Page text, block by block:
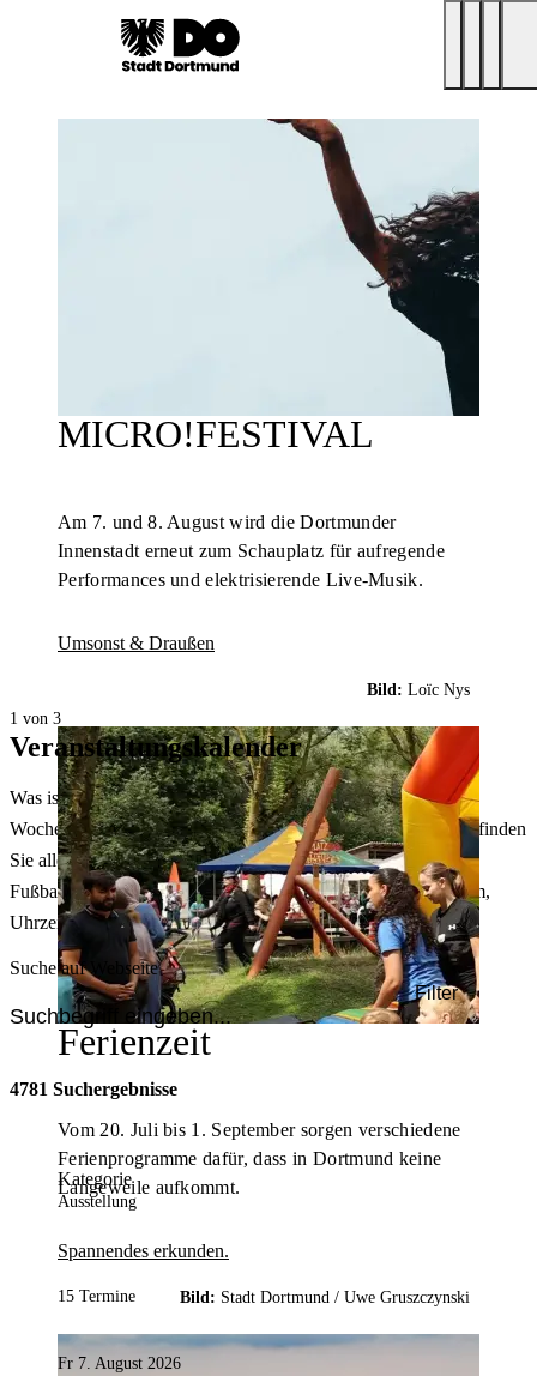
MICRO!FESTIVAL
Am 7. und 8. August wird die Dortmunder
Innenstadt erneut zum Schauplatz für aufregende
Performances und elektrisierende Live-Musik.
Umsonst & Draußen
Bild: Loïc Nys
Ferienzeit
Vom 20. Juli bis 1. September sorgen verschiedene
Ferienprogramme dafür, dass in Dortmund keine
Langeweile aufkommt.
Spannendes erkunden.
Bild: Stadt Dortmund / Uwe Gruszczynski
1 von 3
Veranstaltungskalender
Was ist heute in Dortmund los? Welche Konzerte gibt es am
Wochenende? Im größten Veranstaltungskalender Dortmunds finden
Sie alle Events – von der Stadt- oder Museumsführung übers
Fußballspiel bis zum Flohmarkt. Sie können dabei nach Datum,
Uhrzeit, Ort oder Art der Veranstaltung auswählen. Viel Spaß!
Suche auf Webseite
Filter
4781 Suchergebnisse
Kategorie
Ausstellung
15 Termine
Fr 7. August 2026